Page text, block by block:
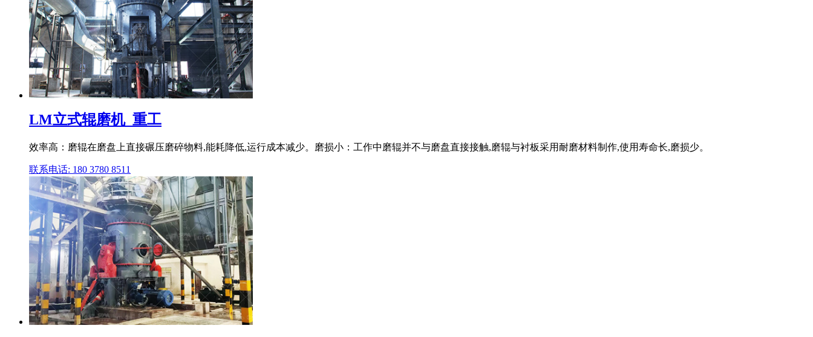
LM立式辊磨机_重工
效率高：磨辊在磨盘上直接碾压磨碎物料,能耗降低,运行成本减少。磨损小：工作中磨辊并不与磨盘直接接触,磨辊与衬板采用耐磨材料制作,使用寿命长,磨损少。
联系电话: 180 3780 8511